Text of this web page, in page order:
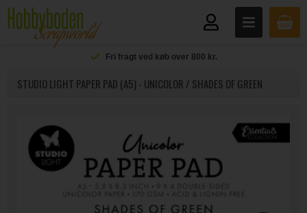
Fri fragt ved køb over 800 kr.
STUDIO LIGHT PAPER PAD (A5) - UNICOLOR / SHADES OF GREEN